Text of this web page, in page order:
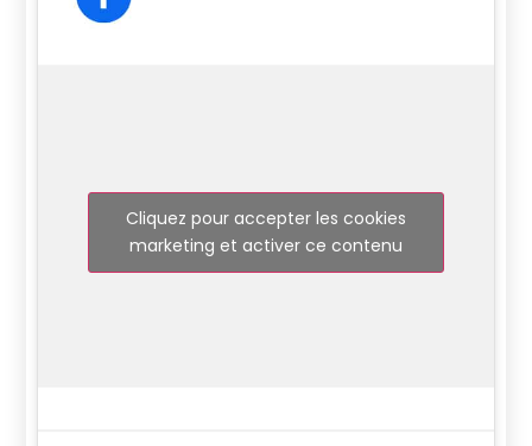
Cliquez pour accepter les cookies
marketing et activer ce contenu